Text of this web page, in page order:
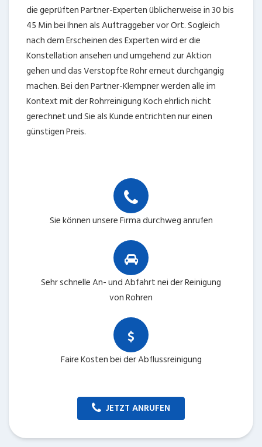
die geprüften Partner-Experten üblicherweise in 30 bis
45 Min bei Ihnen als Auftraggeber vor Ort. Sogleich
nach dem Erscheinen des Experten wird er die
Konstellation ansehen und umgehend zur Aktion
gehen und das Verstopfte Rohr erneut durchgängig
machen. Bei den Partner-Klempner werden alle im
Kontext mit der Rohrreinigung Koch ehrlich nicht
gerechnet und Sie als Kunde entrichten nur einen
günstigen Preis.
Sie können unsere Firma durchweg anrufen
Sehr schnelle An- und Abfahrt nei der Reinigung
von Rohren
Faire Kosten bei der Abflussreinigung
JETZT ANRUFEN